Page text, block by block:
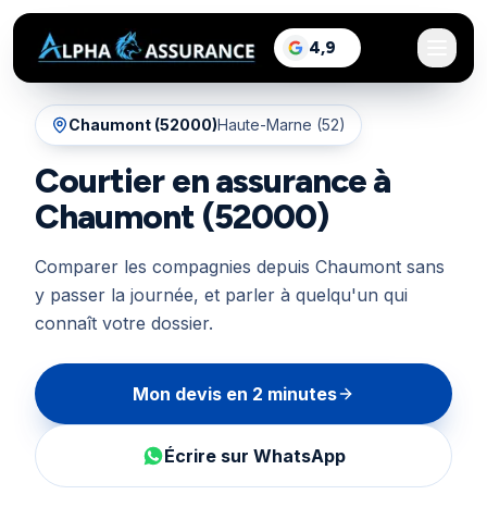
4,9
sur Google, voir les
Chaumont (52000)Haute-Marne (52)
Courtier en assurance à
Chaumont (52000)
Comparer les compagnies depuis Chaumont sans
y passer la journée, et parler à quelqu'un qui
connaît votre dossier.
Mon devis en 2 minutes
Écrire sur WhatsApp